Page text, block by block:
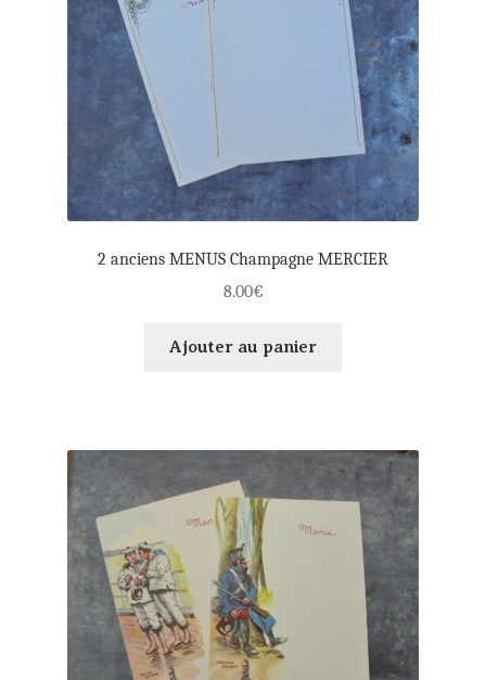
2 anciens MENUS Champagne MERCIER
8.00€
Ajouter au panier